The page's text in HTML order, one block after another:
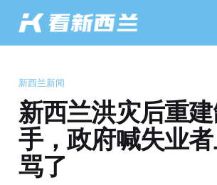
新西兰新闻
新西兰洪灾后重
手，政府喊失业
骂了